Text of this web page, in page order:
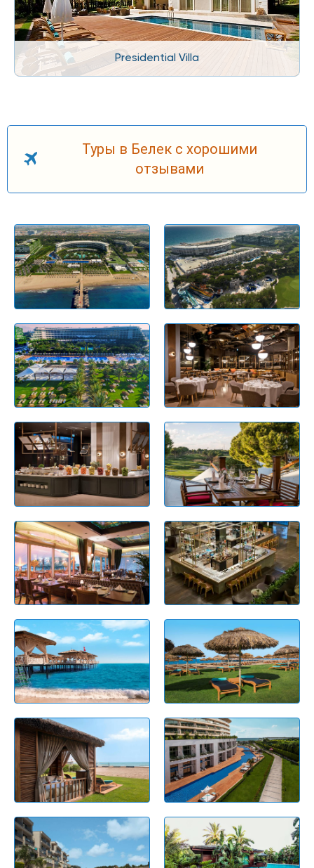
Presidential Villa
Туры в Белек с хорошими
отзывами